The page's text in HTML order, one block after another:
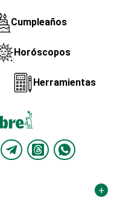
Cumpleaños
Horóscopos
Herramientas